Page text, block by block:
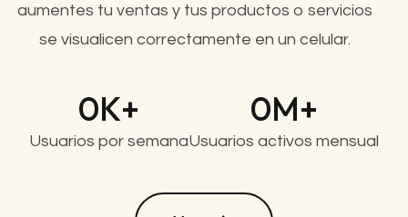
aumentes tu ventas y tus productos o servicios
se visualicen correctamente en un celular.
0K+
Usuarios por semana
0M+
Usuarios activos mensual